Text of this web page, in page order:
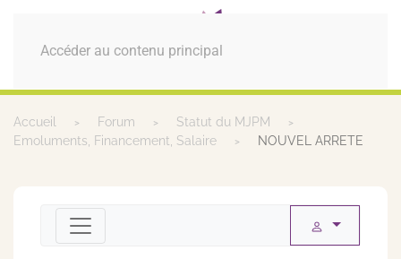
Accéder au contenu principal
MENU
Accueil Forum
Statut du MJPM
Emoluments, Financement, Salaire
NOUVEL ARRETE